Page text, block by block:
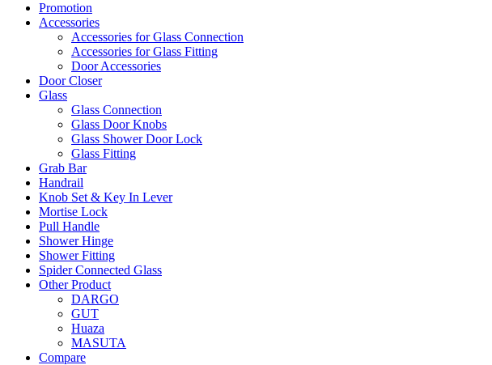
Promotion
Accessories
Accessories for Glass Connection
Accessories for Glass Fitting
Door Accessories
Door Closer
Glass
Glass Connection
Glass Door Knobs
Glass Shower Door Lock
Glass Fitting
Grab Bar
Handrail
Knob Set & Key In Lever
Mortise Lock
Pull Handle
Shower Hinge
Shower Fitting
Spider Connected Glass
Other Product
DARGO
GUT
Huaza
MASUTA
Compare